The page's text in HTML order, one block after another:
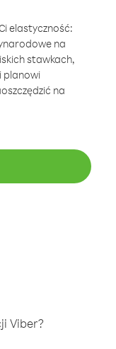
elastyczność:
na
stawkach,
planowi
na
Viber?